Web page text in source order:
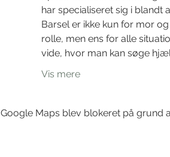
har specialiseret sig i blandt
Barsel er ikke kun for mor
rolle, men ens for alle
vide, hvor man kan søge
Vis mere
Google Maps blev blokeret på grund